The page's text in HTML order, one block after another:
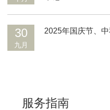
30
九月
2025年国庆节、
服务指南